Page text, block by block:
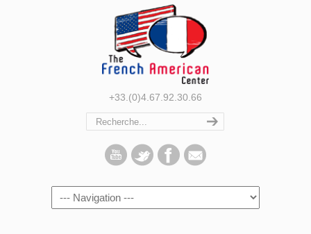
+33.(0)4.67.92.30.66
Navigation